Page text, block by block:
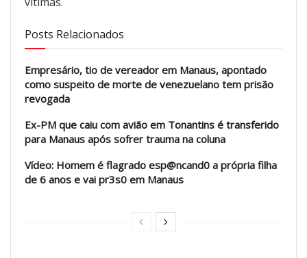
Posts Relacionados
Empresário, tio de vereador em Manaus, apontado
como suspeito de morte de venezuelano tem prisão
revogada
Ex-PM que caiu com avião em Tonantins é transferido
para Manaus após sofrer trauma na coluna
Vídeo: Homem é flagrado esp@ncand0 a própria filha
de 6 anos e vai pr3s0 em Manaus